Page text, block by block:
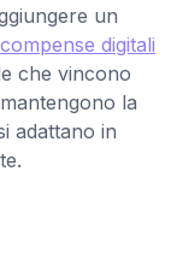
un
digitali
che vincono
la
adattano in